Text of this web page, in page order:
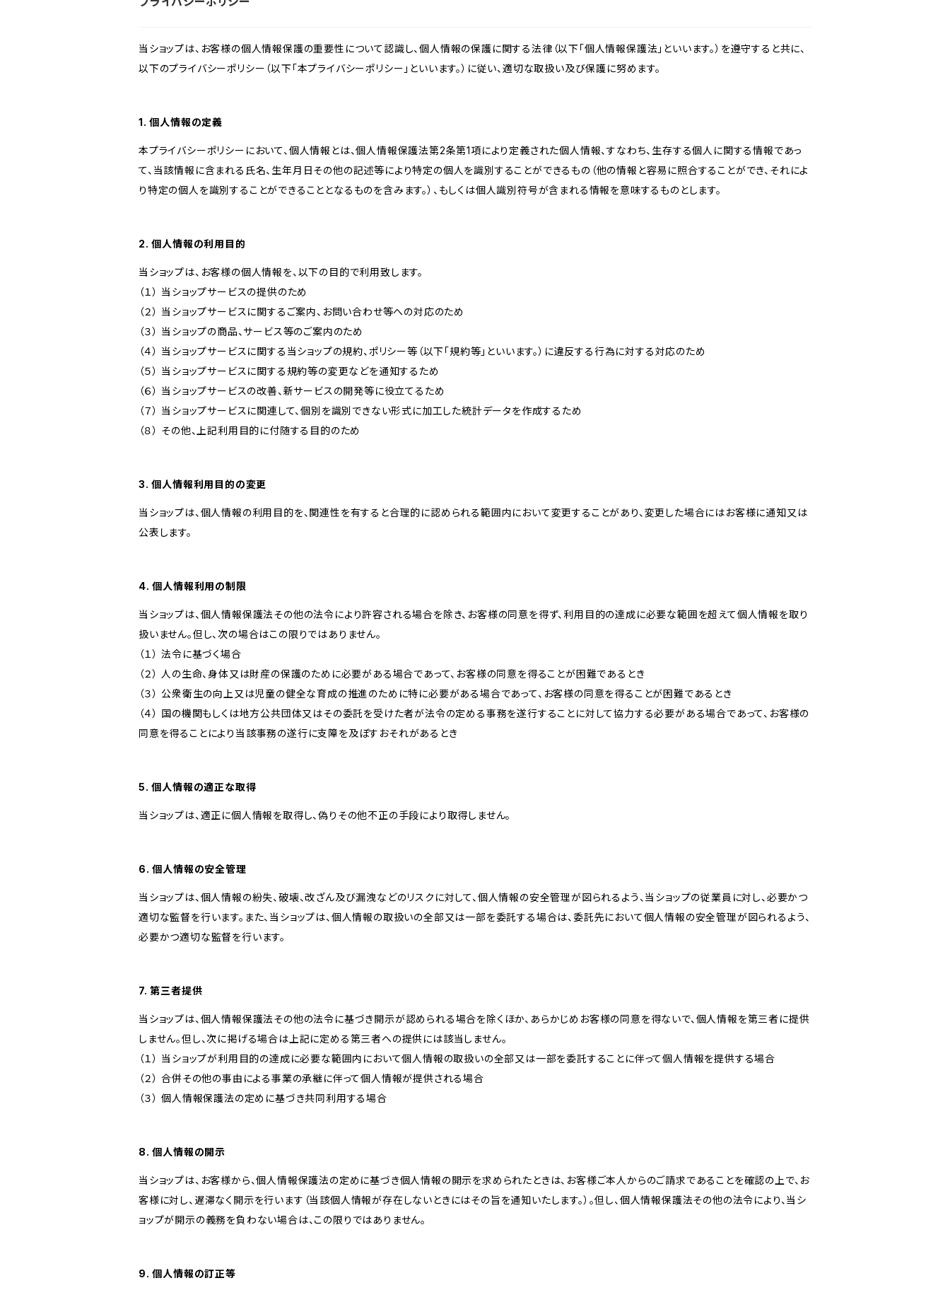
当ショップは、お客様の個人情報保護の重要性について認識し、個人情報の保護に関する法律（以下「個人情報保護法」といいます。）を遵守すると共に、
以下のプライバシーポリシー（以下「本プライバシーポリシー」といいます。）に従い、適切な取扱い及び保護に努めます。
1. 個人情報の定義
本プライバシーポリシーにおいて、個人情報とは、個人情報保護法第2条第1項により定義された個人情報、すなわち、生存する個人に関する情報であっ
て、当該情報に含まれる氏名、生年月日その他の記述等により特定の個人を識別することができるもの（他の情報と容易に照合することができ、それによ
り特定の個人を識別することができることとなるものを含みます。）、もしくは個人識別符号が含まれる情報を意味するものとします。
2. 個人情報の利用目的
当ショップは、お客様の個人情報を、以下の目的で利用致します。
（１） 当ショップサービスの提供のため
（２） 当ショップサービスに関するご案内、お問い合わせ等への対応のため
（３） 当ショップの商品、サービス等のご案内のため
（４） 当ショップサービスに関する当ショップの規約、ポリシー等（以下「規約等」といいます。）に違反する行為に対する対応のため
（５） 当ショップサービスに関する規約等の変更などを通知するため
（６） 当ショップサービスの改善、新サービスの開発等に役立てるため
（７） 当ショップサービスに関連して、個別を識別できない形式に加工した統計データを作成するため
（８） その他、上記利用目的に付随する目的のため
3. 個人情報利用目的の変更
当ショップは、個人情報の利用目的を、関連性を有すると合理的に認められる範囲内において変更することがあり、変更した場合にはお客様に通知又は
公表します。
4. 個人情報利用の制限
当ショップは、個人情報保護法その他の法令により許容される場合を除き、お客様の同意を得ず、利用目的の達成に必要な範囲を超えて個人情報を取り
扱いません。但し、次の場合はこの限りではありません。
（１） 法令に基づく場合
（２） 人の生命、身体又は財産の保護のために必要がある場合であって、お客様の同意を得ることが困難であるとき
（３） 公衆衛生の向上又は児童の健全な育成の推進のために特に必要がある場合であって、お客様の同意を得ることが困難であるとき
（４） 国の機関もしくは地方公共団体又はその委託を受けた者が法令の定める事務を遂行することに対して協力する必要がある場合であって、お客様の
同意を得ることにより当該事務の遂行に支障を及ぼすおそれがあるとき
5. 個人情報の適正な取得
当ショップは、適正に個人情報を取得し、偽りその他不正の手段により取得しません。
6. 個人情報の安全管理
当ショップは、個人情報の紛失、破壊、改ざん及び漏洩などのリスクに対して、個人情報の安全管理が図られるよう、当ショップの従業員に対し、必要かつ
適切な監督を行います。また、当ショップは、個人情報の取扱いの全部又は一部を委託する場合は、委託先において個人情報の安全管理が図られるよう、
必要かつ適切な監督を行います。
7. 第三者提供
当ショップは、個人情報保護法その他の法令に基づき開示が認められる場合を除くほか、あらかじめお客様の同意を得ないで、個人情報を第三者に提供
しません。但し、次に掲げる場合は上記に定める第三者への提供には該当しません。
（１） 当ショップが利用目的の達成に必要な範囲内において個人情報の取扱いの全部又は一部を委託することに伴って個人情報を提供する場合
（２） 合併その他の事由による事業の承継に伴って個人情報が提供される場合
（３） 個人情報保護法の定めに基づき共同利用する場合
8. 個人情報の開示
当ショップは、お客様から、個人情報保護法の定めに基づき個人情報の開示を求められたときは、お客様ご本人からのご請求であることを確認の上で、お
客様に対し、遅滞なく開示を行います（当該個人情報が存在しないときにはその旨を通知いたします。）。但し、個人情報保護法その他の法令により、当シ
ョップが開示の義務を負わない場合は、この限りではありません。
9. 個人情報の訂正等